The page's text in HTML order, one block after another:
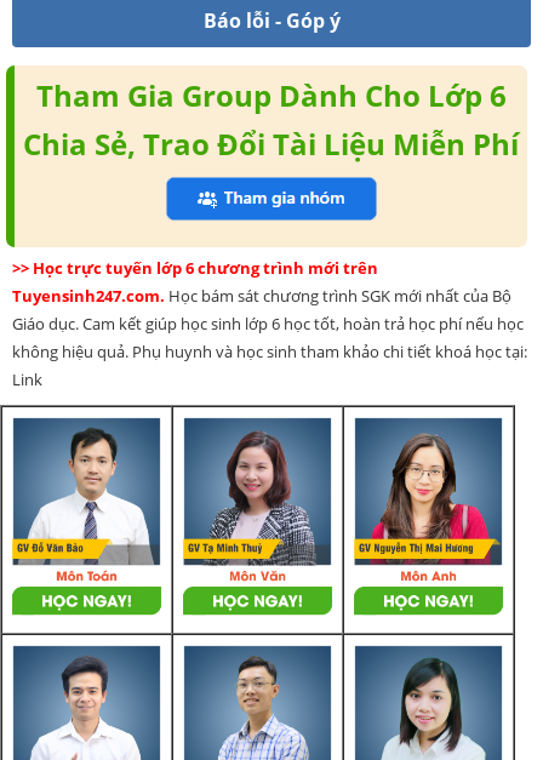
Báo lỗi - Góp ý
Tham Gia Group Dành Cho Lớp 6
Chia Sẻ, Trao Đổi Tài Liệu Miễn Phí
>> Học trực tuyến lớp 6 chương trình mới trên
Tuyensinh247.com. Học bám sát chương trình SGK mới nhất của Bộ
Giáo dục. Cam kết giúp học sinh lớp 6 học tốt, hoàn trả học phí nếu học
không hiệu quả. Phụ huynh và học sinh tham khảo chi tiết khoá học tại:
Link